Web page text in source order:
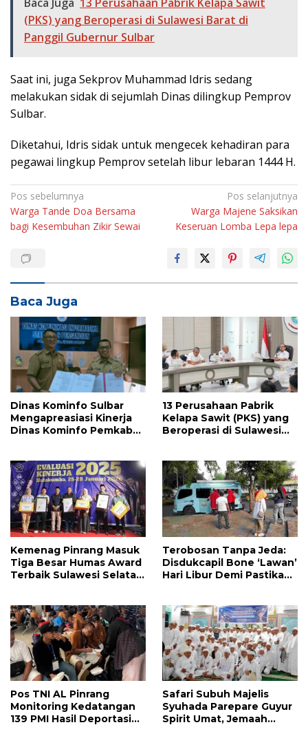
(PKS) yang Beroperasi di Sulawesi Barat di
Panggil Gubernur Sulbar
Saat ini, juga Sekprov Muhammad Idris sedang
melakukan sidak di sejumlah Dinas dilingkup Pemprov
Sulbar.
Diketahui, Idris sidak untuk mengecek kehadiran para
pegawai lingkup Pemprov setelah libur lebaran 1444 H.
Navigasi
pos
Pos sebelumnya
Warga Tande Doa Bersama
bagi Kesembuhan Zikir Sewai
Pos selanjutnya
Warga Majene Saksikan
Keseruan Lomba Lepa lepa
Baca Juga
Dinas Kominfo Sulbar
Mengapreasiasi Kinerja
Dinas Kominfo Pemkab
13 Perusahaan Pabrik
Kelapa Sawit (PKS) yang
Beroperasi di Sulawesi
Kemenag Pinrang Masuk
Tiga Besar Humas Award
Terbaik Sulawesi Selatan
Terobosan Tanpa Jeda:
Disdukcapil Bone ‘Lawan’
Hari Libur Demi Pastikan
Pos TNI AL Pinrang
Monitoring Kedatangan
139 PMI Hasil Deportasi
Safari Subuh Majelis
Syuhada Parepare Guyur
Spirit Umat, Jemaah